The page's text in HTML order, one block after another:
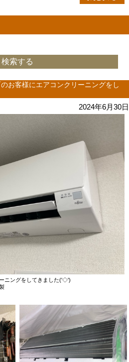
お客様にエアコンクリーニングをし
2024年6月30日
ニングをしてきました('◇')ゞ